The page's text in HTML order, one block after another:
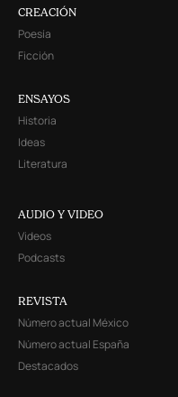
CREACIÓN
Poesía
Ficción
ENSAYOS
Historia
Ideas
Literatura
AUDIO Y VIDEO
Videos
Podcasts
REVISTA
Número actual México
Número actual España
Destacados